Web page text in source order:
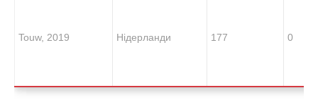
Touw, 2019 Нідерланди 177 0